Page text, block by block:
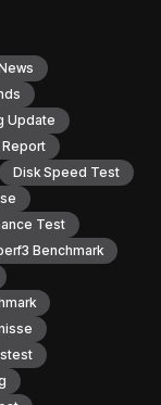
Update
Report
Disk Speed Test
Test
Benchmark